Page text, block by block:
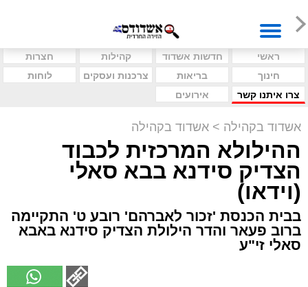
ראשי חדשות אשדוד קהילות
חצרות
חינוך
בריאות צרכנות ועסקים
לוחות
צרו איתנו קשר
אירועים
אשדוד בקהילה > אשדוד בקהילה
ההילולא המרכזית לכבוד
הצדיק סידנא בבא סאלי
(וידאו)
בבית הכנסת 'זכור לאברהם' רובע ט' התקיימה
ברוב פעאר והדר הילולת הצדיק סידנא באבא
סאלי זי"ע